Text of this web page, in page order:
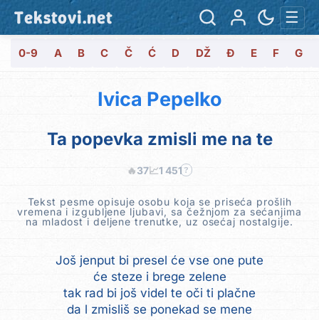
Tekstovi.net ☰
0-9 A B C Č Ć D DŽ Đ E F G
Ivica Pepelko
Ta popevka zmisli me na te
🔥37📈1 451 ?
Tekst pesme opisuje osobu koja se priseća prošlih
vremena i izgubljene ljubavi, sa čežnjom za sećanjima
na mladost i deljene trenutke, uz osećaj nostalgije.
Još jenput bi presel će vse one pute
će steze i brege zelene
tak rad bi još videl te oči ti plačne
da l zmisliš se ponekad se mene